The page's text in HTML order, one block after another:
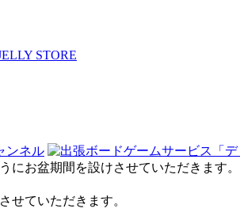
STORE
にお盆期間を設けさせていただきます。
せていただきます。